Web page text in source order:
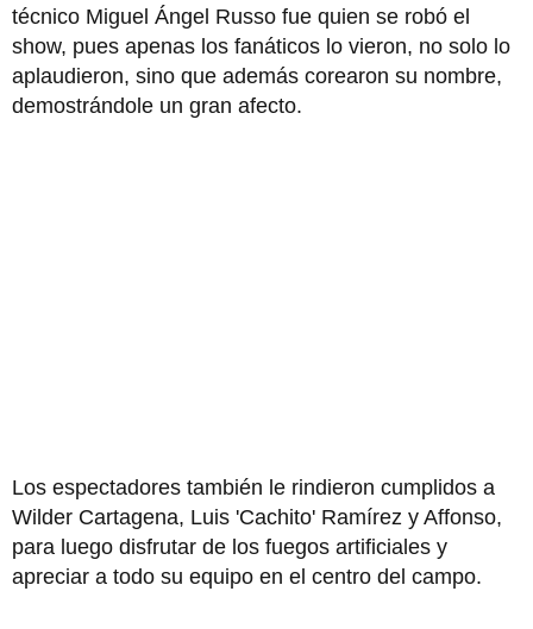
técnico Miguel Ángel Russo fue quien se robó el
show, pues apenas los fanáticos lo vieron, no solo lo
aplaudieron, sino que además corearon su nombre,
demostrándole un gran afecto.
Los espectadores también le rindieron cumplidos a
Wilder Cartagena, Luis 'Cachito' Ramírez y Affonso,
para luego disfrutar de los fuegos artificiales y
apreciar a todo su equipo en el centro del campo.